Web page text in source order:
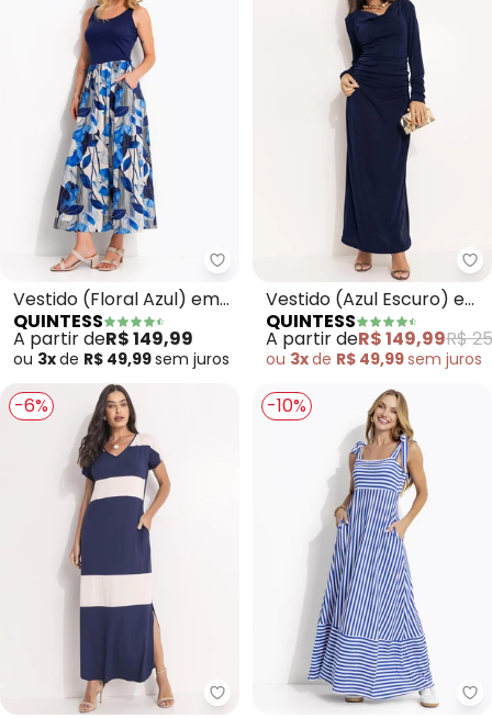
Quintess - Vestido (Floral Azul)
Vestido (Floral Azul) em
Malha Fria
QUINTESS
A partir deR$ 149,99
ou 3xde R$ 49,99sem juros
Vestido (Azul Escuro) em
Malha Flow
QUINTESS
A partir deR$ 149,99R$
ou 3xde R$ 49,99sem juros
-6%
Quintess - Vestido (Listrado)
-10%